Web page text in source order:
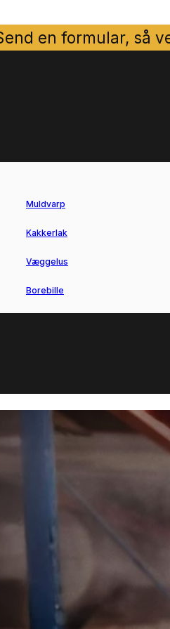
en formular, så
Muldvarp
Kakkerlak
Væggelus
Borebille